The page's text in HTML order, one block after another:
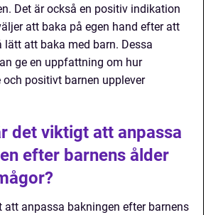
Det är också en positiv indikation
att baka på egen hand efter att
lätt att baka med barn. Dessa
ge en uppfattning om hur
och positivt barnen upplever
det viktigt att anpassa
efter barnens ålder
att anpassa bakningen efter barnens